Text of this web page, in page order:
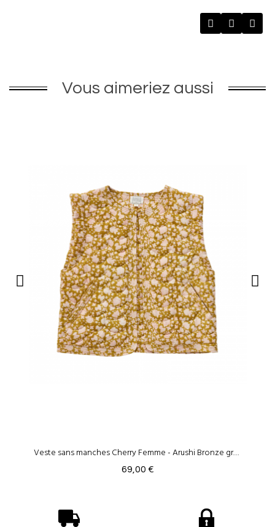
Vous aimeriez aussi
Veste sans manches Cherry Femme - Arushi Bronze green
69,00 €